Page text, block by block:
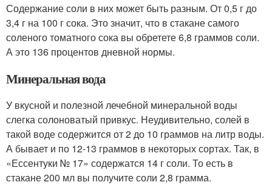
Содержание соли в них может быть разным. От 0,5 г до
3,4 г на 100 г сока. Это значит, что в стакане самого
соленого томатного сока вы обретете 6,8 граммов соли.
А это 136 процентов дневной нормы.
Минеральная вода
У вкусной и полезной лечебной минеральной воды
слегка солоноватый привкус. Неудивительно, солей в
такой воде содержится от 2 до 10 граммов на литр воды.
А бывает и по 12-13 граммов в некоторых сортах. Так, в
«Ессентуки № 17» содержатся 14 г соли. То есть в
стакане 200 мл вы получите соли 2,8 грамма.